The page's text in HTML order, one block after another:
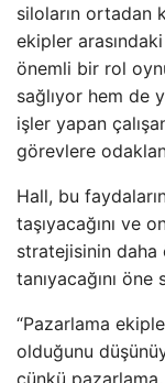
siloların ortadan
ekipler
önemli bir rol
sağlıyor hem de
işler yapan
görevlere
Hall, bu
taşıyacağını ve
stratejisinin daha
tanıyacağını öne
“Pazarlama
olduğunu
çünkü